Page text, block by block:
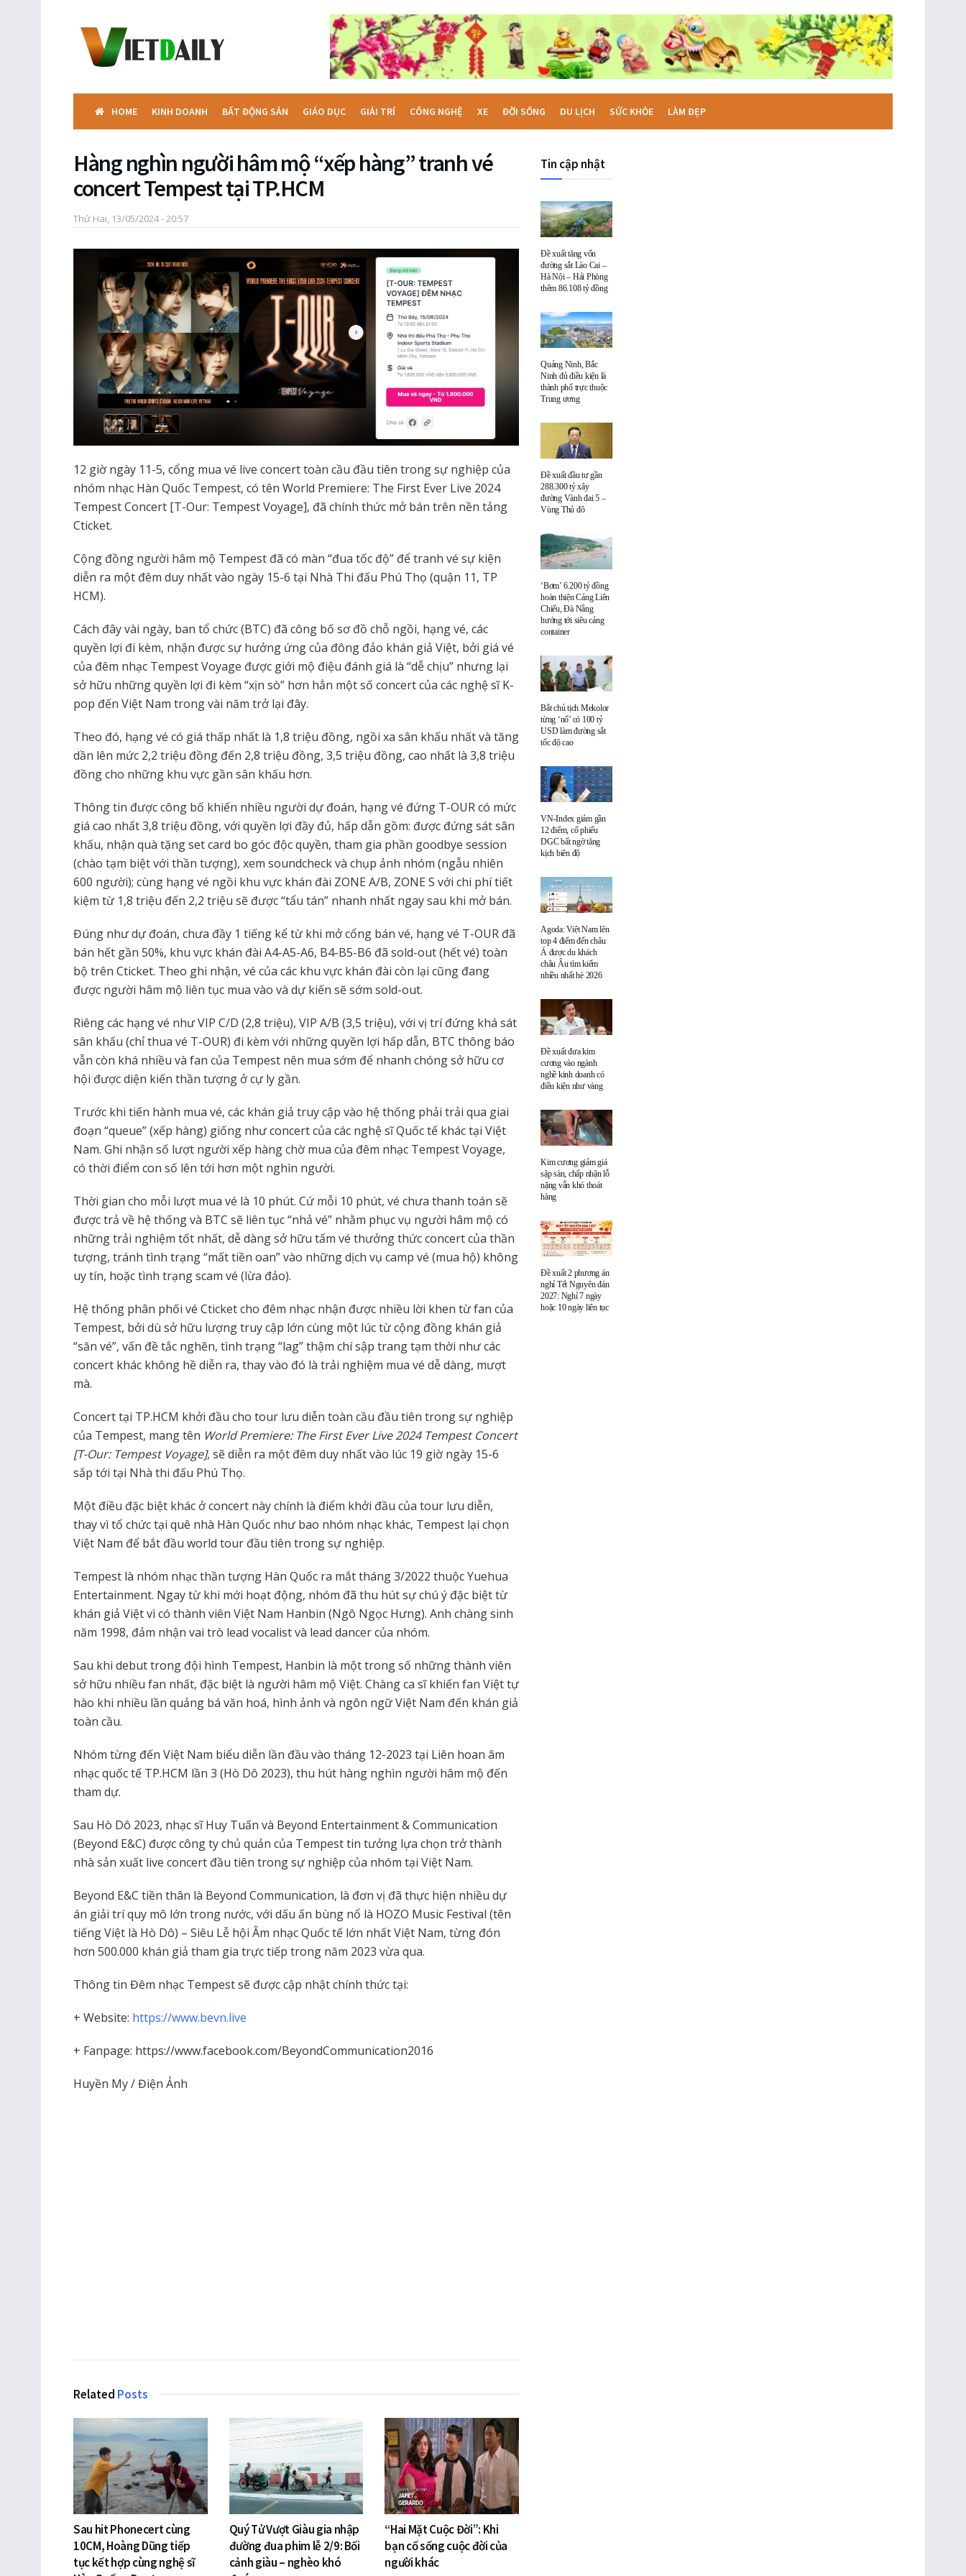
HOME KINH DOANH BẤT ĐỘNG SẢN GIÁO DỤC GIẢI TRÍ CÔNG NGHỆ XE ĐỜI SỐNG DU LỊCH SỨC KHỎE LÀM ĐẸP
Hàng nghìn người hâm mộ “xếp hàng” tranh vé
concert Tempest tại TP.HCM
Thứ Hai, 13/05/2024 - 20:57
12 giờ ngày 11-5, cổng mua vé live concert toàn cầu đầu tiên trong sự nghiệp của
nhóm nhạc Hàn Quốc Tempest, có tên World Premiere: The First Ever Live 2024
Tempest Concert [T-Our: Tempest Voyage], đã chính thức mở bán trên nền tảng
Cticket.
Cộng đồng người hâm mộ Tempest đã có màn “đua tốc độ” để tranh vé sự kiện
diễn ra một đêm duy nhất vào ngày 15-6 tại Nhà Thi đấu Phú Thọ (quận 11, TP
HCM).
Cách đây vài ngày, ban tổ chức (BTC) đã công bố sơ đồ chỗ ngồi, hạng vé, các
quyền lợi đi kèm, nhận được sự hưởng ứng của đông đảo khán giả Việt, bởi giá vé
của đêm nhạc Tempest Voyage được giới mộ điệu đánh giá là “dễ chịu” nhưng lại
sở hữu những quyền lợi đi kèm “xịn sò” hơn hẳn một số concert của các nghệ sĩ K-
pop đến Việt Nam trong vài năm trở lại đây.
Theo đó, hạng vé có giá thấp nhất là 1,8 triệu đồng, ngồi xa sân khấu nhất và tăng
dần lên mức 2,2 triệu đồng đến 2,8 triệu đồng, 3,5 triệu đồng, cao nhất là 3,8 triệu
đồng cho những khu vực gần sân khấu hơn.
Thông tin được công bố khiến nhiều người dự đoán, hạng vé đứng T-OUR có mức
giá cao nhất 3,8 triệu đồng, với quyền lợi đầy đủ, hấp dẫn gồm: được đứng sát sân
khấu, nhận quà tặng set card bo góc độc quyền, tham gia phần goodbye session
(chào tạm biệt với thần tượng), xem soundcheck và chụp ảnh nhóm (ngẫu nhiên
600 người); cùng hạng vé ngồi khu vực khán đài ZONE A/B, ZONE S với chi phí tiết
kiệm từ 1,8 triệu đến 2,2 triệu sẽ được “tẩu tán” nhanh nhất ngay sau khi mở bán.
Đúng như dự đoán, chưa đầy 1 tiếng kể từ khi mở cổng bán vé, hạng vé T-OUR đã
bán hết gần 50%, khu vực khán đài A4-A5-A6, B4-B5-B6 đã sold-out (hết vé) toàn
bộ trên Cticket. Theo ghi nhận, vé của các khu vực khán đài còn lại cũng đang
được người hâm mộ liên tục mua vào và dự kiến sẽ sớm sold-out.
Riêng các hạng vé như VIP C/D (2,8 triệu), VIP A/B (3,5 triệu), với vị trí đứng khá sát
sân khấu (chỉ thua vé T-OUR) đi kèm với những quyền lợi hấp dẫn, BTC thông báo
vẫn còn khá nhiều và fan của Tempest nên mua sớm để nhanh chóng sở hữu cơ
hội được diện kiến thần tượng ở cự ly gần.
Trước khi tiến hành mua vé, các khán giả truy cập vào hệ thống phải trải qua giai
đoạn “queue” (xếp hàng) giống như concert của các nghệ sĩ Quốc tế khác tại Việt
Nam. Ghi nhận số lượt người xếp hàng chờ mua của đêm nhạc Tempest Voyage,
có thời điểm con số lên tới hơn một nghìn người.
Thời gian cho mỗi lượt mua vé là 10 phút. Cứ mỗi 10 phút, vé chưa thanh toán sẽ
được trả về hệ thống và BTC sẽ liên tục “nhả vé” nhằm phục vụ người hâm mộ có
những trải nghiệm tốt nhất, dễ dàng sở hữu tấm vé thưởng thức concert của thần
tượng, tránh tình trạng “mất tiền oan” vào những dịch vụ camp vé (mua hộ) không
uy tín, hoặc tình trạng scam vé (lừa đảo).
Hệ thống phân phối vé Cticket cho đêm nhạc nhận được nhiều lời khen từ fan của
Tempest, bởi dù sở hữu lượng truy cập lớn cùng một lúc từ cộng đồng khán giả
“săn vé”, vấn đề tắc nghẽn, tình trạng “lag” thậm chí sập trang tạm thời như các
concert khác không hề diễn ra, thay vào đó là trải nghiệm mua vé dễ dàng, mượt
mà.
Concert tại TP.HCM khởi đầu cho tour lưu diễn toàn cầu đầu tiên trong sự nghiệp
của Tempest, mang tên World Premiere: The First Ever Live 2024 Tempest Concert
[T-Our: Tempest Voyage], sẽ diễn ra một đêm duy nhất vào lúc 19 giờ ngày 15-6
sắp tới tại Nhà thi đấu Phú Thọ.
Một điều đặc biệt khác ở concert này chính là điểm khởi đầu của tour lưu diễn,
thay vì tổ chức tại quê nhà Hàn Quốc như bao nhóm nhạc khác, Tempest lại chọn
Việt Nam để bắt đầu world tour đầu tiên trong sự nghiệp.
Tempest là nhóm nhạc thần tượng Hàn Quốc ra mắt tháng 3/2022 thuộc Yuehua
Entertainment. Ngay từ khi mới hoạt động, nhóm đã thu hút sự chú ý đặc biệt từ
khán giả Việt vì có thành viên Việt Nam Hanbin (Ngô Ngọc Hưng). Anh chàng sinh
năm 1998, đảm nhận vai trò lead vocalist và lead dancer của nhóm.
Sau khi debut trong đội hình Tempest, Hanbin là một trong số những thành viên
sở hữu nhiều fan nhất, đặc biệt là người hâm mộ Việt. Chàng ca sĩ khiến fan Việt tự
hào khi nhiều lần quảng bá văn hoá, hình ảnh và ngôn ngữ Việt Nam đến khán giả
toàn cầu.
Nhóm từng đến Việt Nam biểu diễn lần đầu vào tháng 12-2023 tại Liên hoan âm
nhạc quốc tế TP.HCM lần 3 (Hò Dô 2023), thu hút hàng nghìn người hâm mộ đến
tham dự.
Sau Hò Dô 2023, nhạc sĩ Huy Tuấn và Beyond Entertainment & Communication
(Beyond E&C) được công ty chủ quản của Tempest tin tưởng lựa chọn trở thành
nhà sản xuất live concert đầu tiên trong sự nghiệp của nhóm tại Việt Nam.
Beyond E&C tiền thân là Beyond Communication, là đơn vị đã thực hiện nhiều dự
án giải trí quy mô lớn trong nước, với dấu ấn bùng nổ là HOZO Music Festival (tên
tiếng Việt là Hò Dô) – Siêu Lễ hội Âm nhạc Quốc tế lớn nhất Việt Nam, từng đón
hơn 500.000 khán giả tham gia trực tiếp trong năm 2023 vừa qua.
Thông tin Đêm nhạc Tempest sẽ được cập nhật chính thức tại:
+ Website: https://www.bevn.live
+ Fanpage: https://www.facebook.com/BeyondCommunication2016
Huyền My / Điện Ảnh
Related Posts
Sau hit Phonecert cùng
10CM, Hoàng Dũng tiếp
tục kết hợp cùng nghệ sĩ
Quý Tử Vượt Giàu gia nhập
đường đua phim lễ 2/9: Bối
cảnh giàu – nghèo khó
“Hai Mặt Cuộc Đời”: Khi
bạn cố sống cuộc đời của
người khác
Tin cập nhật
Đề xuất tăng vốn
đường sắt Lào Cai –
Hà Nội – Hải Phòng
thêm 86.108 tỷ đồng
Quảng Ninh, Bắc
Ninh đủ điều kiện là
thành phố trực thuộc
Trung ương
Đề xuất đầu tư gần
288.300 tỷ xây
đường Vành đai 5 –
Vùng Thủ đô
‘Bơm’ 6.200 tỷ đồng
hoàn thiện Cảng Liên
Chiểu, Đà Nẵng
hướng tới siêu cảng
container
Bắt chủ tịch Mekolor
từng ‘nổ’ có 100 tỷ
USD làm đường sắt
tốc độ cao
VN-Index giảm gần
12 điểm, cổ phiếu
DGC bất ngờ tăng
kịch biên độ
Agoda: Việt Nam lên
top 4 điểm đến châu
Á được du khách
châu Âu tìm kiếm
nhiều nhất hè 2026
Đề xuất đưa kim
cương vào ngành
nghề kinh doanh có
điều kiện như vàng
Kim cương giảm giá
sập sàn, chấp nhận lỗ
nặng vẫn khó thoát
hàng
Đề xuất 2 phương án
nghỉ Tết Nguyên đán
2027: Nghỉ 7 ngày
hoặc 10 ngày liên tục